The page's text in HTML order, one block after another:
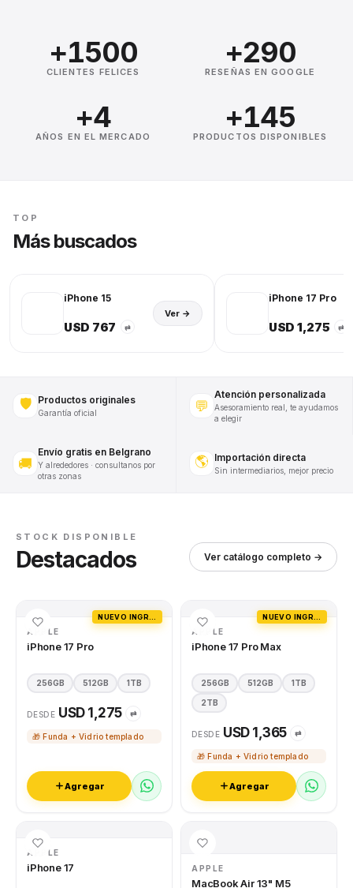
+1500
CLIENTES FELICES
+290
RESEÑAS EN GOOGLE
+4
AÑOS EN EL MERCADO
+145
PRODUCTOS DISPONIBLES
TOP
Más buscados
iPhone 15
USD 767 ⇄
Ver →
iPhone 17 Pro
USD 1,275 ⇄
🛡️ Productos originales
Garantía oficial 💬
Atención personalizada
Asesoramiento real, te ayudamos
a elegir
🚚
Envío gratis en Belgrano
Y alrededores · consultanos por
otras zonas
🌎 Importación directa
Sin intermediarios, mejor precio
STOCK DISPONIBLE
Destacados Ver catálogo completo →
APPLE
iPhone 17 Pro
256GB 512GB 1TB
DESDE USD 1,275 ⇄
🎁 Funda + Vidrio templado
Agregar
APPLE
iPhone 17 Pro Max
256GB 512GB 1TB
2TB
DESDE USD 1,365 ⇄
🎁 Funda + Vidrio templado
Agregar
APPLE
iPhone 17 APPLE
MacBook Air 13" M5